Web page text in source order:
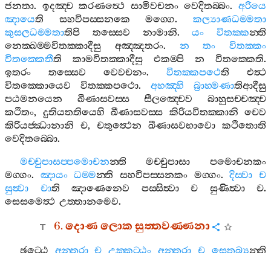
ජනතා. ඉදඤ‍්ච කරණත්‍ථෙ සාමිවචනං වෙදිතබ‍්බං.අරියෙ
ඤායෙති සහවිපස‍්සනකෙ මග‍්ගෙ.කල්‍යාණධම‍්මතා
කුසලධම‍්මතාතිපි තස‍්සෙව නාමානි.යං විතක‍්කන‍්ති
නෙක‍්ඛම‍්මවිතක‍්කාදීසු
අඤ‍්ඤතරං. න තං
විතක‍්කං
විතක‍්කෙතීති කාමවිතක‍්කාදීසු එකම‍්පි න විතක‍්කෙති.
ඉතරං
තස‍්සෙව වෙවචනං. විතක‍්කපථෙති
එත්‍ථ
විතක‍්කොයෙව
විතක‍්කපථො. අහඤ‍්හි බ්‍රාහ‍්මණාතිආදීසු
පඨමනයෙන
ඛීණාසවස‍්ස සීලඤ‍්චෙව
බාහුසච‍්චඤ‍්ච
කථිතං, දුතියතතියෙහි ඛීණාසවස‍්ස කිරියවිතක‍්කානි චෙව
කිරියජ‍්ඣානානි
ච, චතුත්‍ථෙන ඛීණාසවභාවො කථිතොති
වෙදිතබ‍්බො.
මච‍්චුපාසප‍්පමොචනන‍්ති මච‍්චුපාසා
පමොචනකං
මග‍්ගං. ඤායං ධම‍්මන‍්ති සහවිපස‍්සනකං මග‍්ගං.දිස‍්වා ච
සුත්‍වා
චාති ඤාණෙනෙව පස‍්සිත්‍වා ච සුණිත්‍වා ච.
සෙසමෙත්‍ථ උත‍්තානමෙව.
6.දොණලොකසුත‍්තවණ‍්ණනා